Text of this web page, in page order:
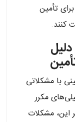
تأمین
کنند.
با مشکلاتی
مکرر
این، مشکلات